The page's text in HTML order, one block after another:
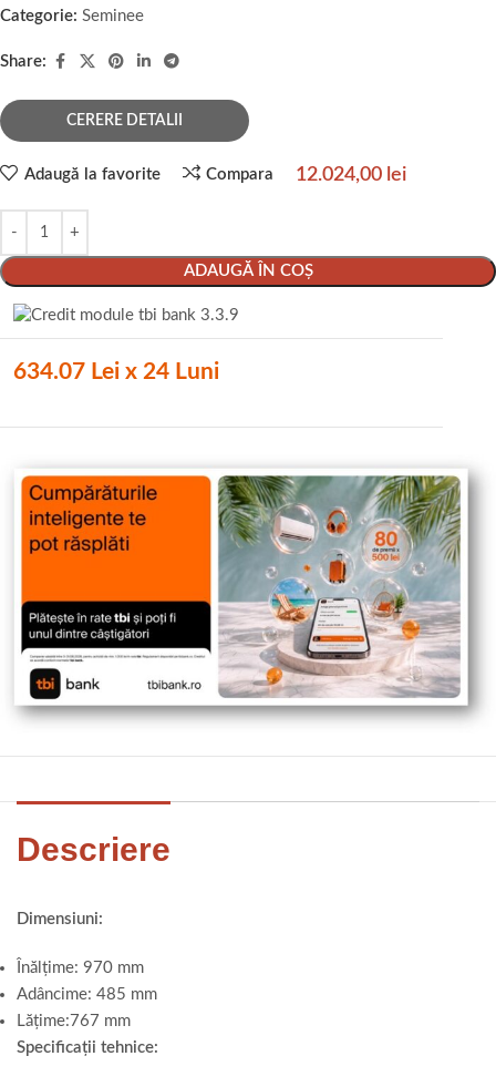
Categorie: Seminee
Share:
CERERE DETALII
Adaugă la favorite Compara 12.024,00 lei
ADAUGĂ ÎN COȘ
634.07 Lei x 24 Luni
Descriere
Dimensiuni:
Înălțime: 970 mm
Adâncime: 485 mm
Lățime:767 mm
Specificații tehnice: